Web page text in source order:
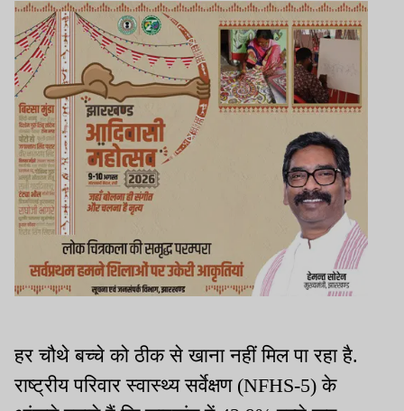
हर चौथे बच्चे को ठीक से खाना नहीं मिल पा रहा है.
राष्ट्रीय परिवार स्वास्थ्य सर्वेक्षण (NFHS-5) के